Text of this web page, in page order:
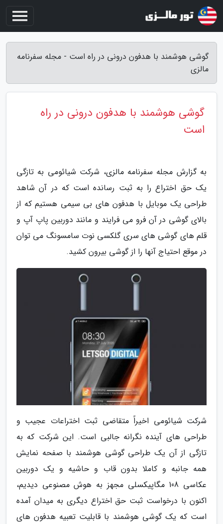
گوشی هوشمند با هدفون درونی در راه است - مجله سفرنامه
مالزی
گوشی هوشمند با هدفون درونی در راه
است
به گزارش مجله سفرنامه مالزی، شرکت شیائومی به تازگی
یک حق اختراع را به ثبت رسانده است که در آن شاهد
طراحی یک موبایل با هدفون های بی سیمی هستیم که از
بالای گوشی در آن فرو می فرایند و مانند دوربین پاپ آپ و
قلم های گوشی های سری گلکسی نوت سامسونگ می توان
در موقع احتیاج آنها را از گوشی بیرون کشید.
شرکت شیائومی اخیراً متقاضی ثبت اختراعات عجیب و
طراحی های آینده نگرانه جالبی است. این شرکت که به
تازگی از آن یک طراحی گوشی هوشمند با صفحه نمایش
همه جانبه و کاملا بدون قاب و حاشیه و یک دوربین
عکاسی 108 مگاپیکسلی مجهز به هوش مصنوعی دیدیم،
اکنون با درخواست ثبت حق اختراع دیگری به میدان آمده
است که یک گوشی هوشمند با قابلیت تعبیه هدفون های